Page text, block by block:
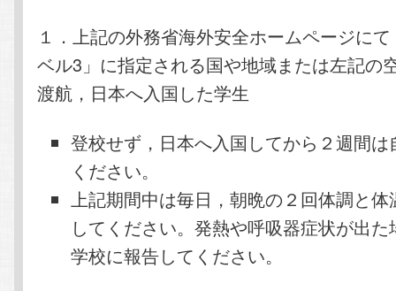
１．上記の外務省海外安全ホームページに
ベル3」に指定される国や地域または左記の
渡航，日本へ入国した学生
登校せず，日本へ入国してから２週間
ください。
上記期間中は毎日，朝晩の２回体調と
してください。発熱や呼吸器症状が出
学校に報告してください。